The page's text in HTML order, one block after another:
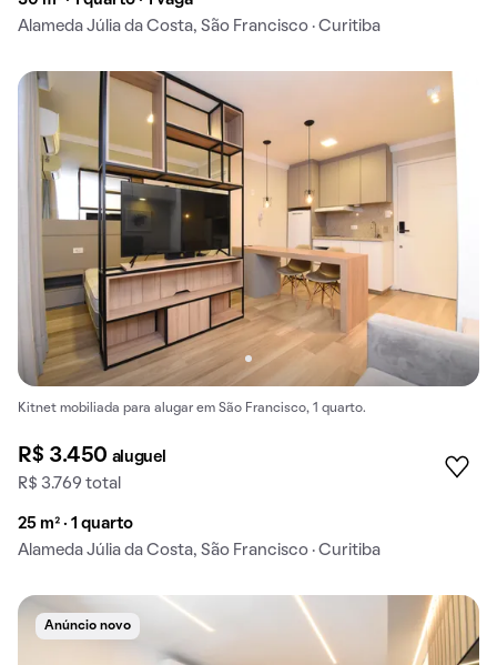
Alameda Júlia da Costa, São Francisco · Curitiba
Kitnet mobiliada para alugar em São Francisco, 1 quarto.
R$ 3.450 aluguel
R$ 3.769 total
25 m² · 1 quarto
Alameda Júlia da Costa, São Francisco · Curitiba
Anúncio novo